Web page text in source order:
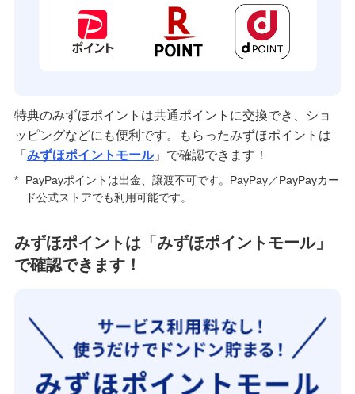
特典のみずほポイントは共通ポイントに交換でき、ショ
ッピングなどにも便利です。もらったみずほポイントは
「 みずほポイントモール」で確認できます！
*
PayPayポイントは出金、譲渡不可です。PayPay／PayPayカー
ド公式ストアでも利用可能です。
みずほポイントは「みずほポイントモール」
で確認できます！